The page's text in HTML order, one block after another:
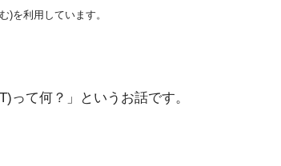
)を利用しています。
って何？」というお話です。